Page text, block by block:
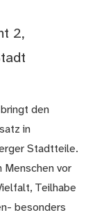
2,
den
in
Stadtteile.
Menschen vor
Teilhabe
besonders